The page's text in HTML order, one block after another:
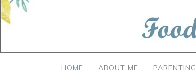
HOME ABOUT ME PARENTING